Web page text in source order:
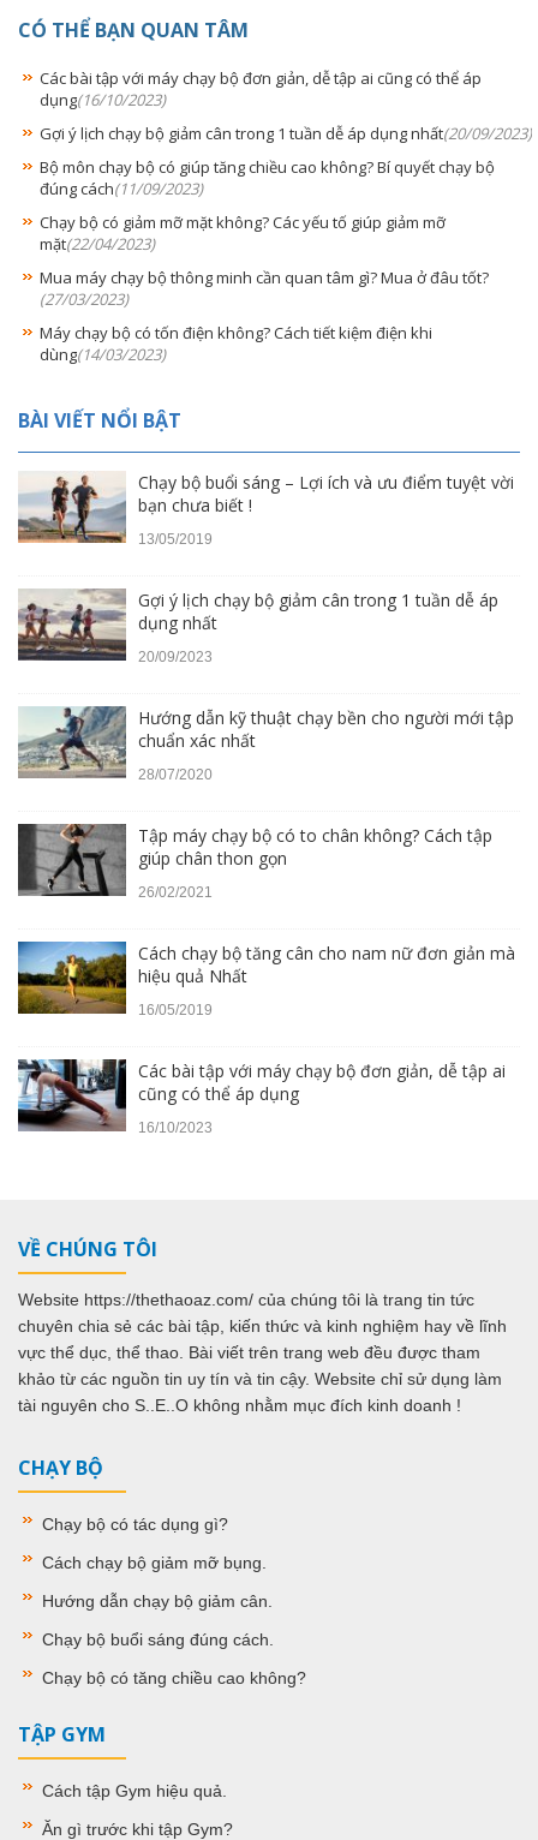
CÓ THỂ BẠN QUAN TÂM
Các bài tập với máy chạy bộ đơn giản, dễ tập ai cũng có thể áp
dụng(16/10/2023)
Gợi ý lịch chạy bộ giảm cân trong 1 tuần dễ áp dụng nhất(20/09/2023)
Bộ môn chạy bộ có giúp tăng chiều cao không? Bí quyết chạy bộ
đúng cách(11/09/2023)
Chạy bộ có giảm mỡ mặt không? Các yếu tố giúp giảm mỡ
mặt(22/04/2023)
Mua máy chạy bộ thông minh cần quan tâm gì? Mua ở đâu tốt?
(27/03/2023)
Máy chạy bộ có tốn điện không? Cách tiết kiệm điện khi
dùng(14/03/2023)
BÀI VIẾT NỔI BẬT
Chạy bộ buổi sáng – Lợi ích và ưu điểm tuyệt vời
bạn chưa biết !
13/05/2019
Gợi ý lịch chạy bộ giảm cân trong 1 tuần dễ áp
dụng nhất
20/09/2023
Hướng dẫn kỹ thuật chạy bền cho người mới tập
chuẩn xác nhất
28/07/2020
Tập máy chạy bộ có to chân không? Cách tập
giúp chân thon gọn
26/02/2021
Cách chạy bộ tăng cân cho nam nữ đơn giản mà
hiệu quả Nhất
16/05/2019
Các bài tập với máy chạy bộ đơn giản, dễ tập ai
cũng có thể áp dụng
16/10/2023
VỀ CHÚNG TÔI
Website https://thethaoaz.com/ của chúng tôi là trang tin tức
chuyên chia sẻ các bài tập, kiến thức và kinh nghiệm hay về lĩnh
vực thể dục, thể thao. Bài viết trên trang web đều được tham
khảo từ các nguồn tin uy tín và tin cậy. Website chỉ sử dụng làm
tài nguyên cho S..E..O không nhằm mục đích kinh doanh !
CHẠY BỘ
Chạy bộ có tác dụng gì?
Cách chạy bộ giảm mỡ bụng
Hướng dẫn chạy bộ giảm cân
Chạy bộ buổi sáng đúng cách
Chạy bộ có tăng chiều cao không?
TẬP GYM
Cách tập Gym hiệu quả
Ăn gì trước khi tập Gym?